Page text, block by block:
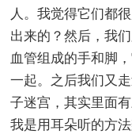
人。我觉得它们都
出来的？然后，我
血管组成的手和脚
一起。之后我们又
子迷宫，其实里面
我是用耳朵听的方